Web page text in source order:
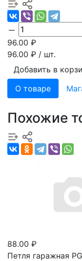
96.00 ₽
96.00 ₽ / шт.
Добавить в
О товаре
Похожие
88.00 ₽
Петля гаражная